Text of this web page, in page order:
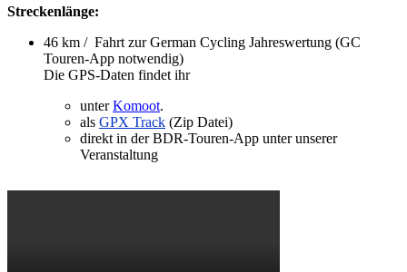
Streckenlänge:
46 km / Fahrt zur German Cycling Jahreswertung (GC
Touren-App notwendig)
Die GPS-Daten findet ihr
unterKomoot.
als GPX Track (Zip Datei)
direkt in der BDR-Touren-App unter unserer
Veranstaltung